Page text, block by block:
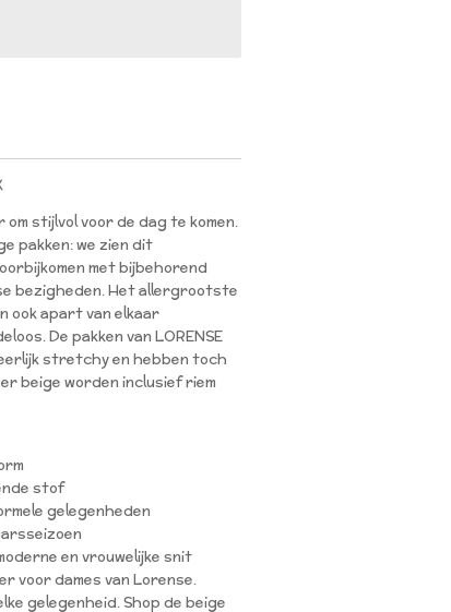
stijlvol voor de dag te komen.
pakken: we zien dit
met bijbehorend
bezigheden. Het allergrootste
ook apart van elkaar
De pakken van LORENSE
stretchy en hebben toch
beige worden inclusief riem
stof
gelegenheden
en vrouwelijke snit
voor dames van Lorense.
gelegenheid. Shop de beige